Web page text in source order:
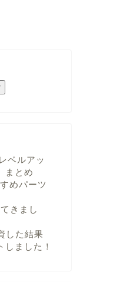
ベルアッ
まとめ
めパーツ
きまし
した結果
ました！